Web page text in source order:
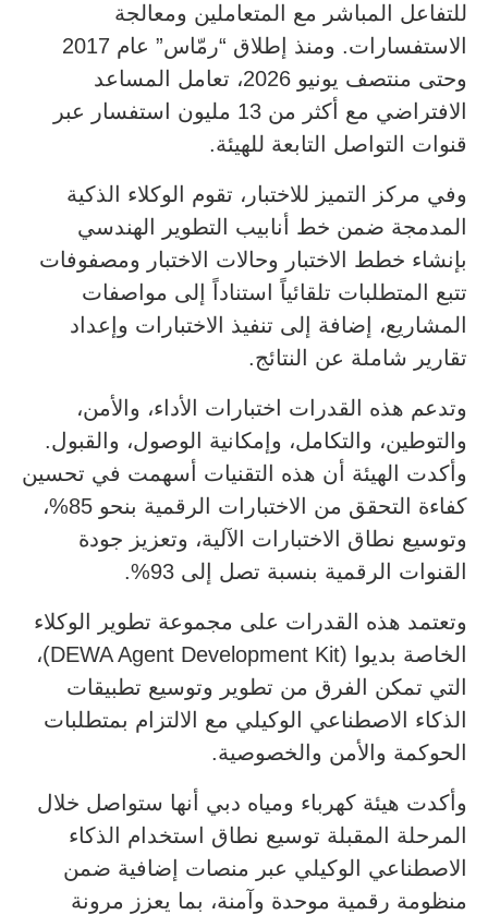
للتفاعل المباشر مع المتعاملين ومعالجة
الاستفسارات. ومنذ إطلاق “رمّاس” عام 2017
وحتى منتصف يونيو 2026، تعامل المساعد
الافتراضي مع أكثر من 13 مليون استفسار عبر
قنوات التواصل التابعة للهيئة.
وفي مركز التميز للاختبار، تقوم الوكلاء الذكية
المدمجة ضمن خط أنابيب التطوير الهندسي
بإنشاء خطط الاختبار وحالات الاختبار ومصفوفات
تتبع المتطلبات تلقائياً استناداً إلى مواصفات
المشاريع، إضافة إلى تنفيذ الاختبارات وإعداد
تقارير شاملة عن النتائج.
وتدعم هذه القدرات اختبارات الأداء، والأمن،
والتوطين، والتكامل، وإمكانية الوصول، والقبول.
وأكدت الهيئة أن هذه التقنيات أسهمت في تحسين
كفاءة التحقق من الاختبارات الرقمية بنحو 85%،
وتوسيع نطاق الاختبارات الآلية، وتعزيز جودة
القنوات الرقمية بنسبة تصل إلى 93%.
وتعتمد هذه القدرات على مجموعة تطوير الوكلاء
الخاصة بديوا (DEWA Agent Development Kit)،
التي تمكن الفرق من تطوير وتوسيع تطبيقات
الذكاء الاصطناعي الوكيلي مع الالتزام بمتطلبات
الحوكمة والأمن والخصوصية.
وأكدت هيئة كهرباء ومياه دبي أنها ستواصل خلال
المرحلة المقبلة توسيع نطاق استخدام الذكاء
الاصطناعي الوكيلي عبر منصات إضافية ضمن
منظومة رقمية موحدة وآمنة، بما يعزز مرونة